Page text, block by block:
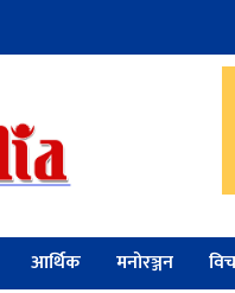
आर्थिक मनोरञ्जन